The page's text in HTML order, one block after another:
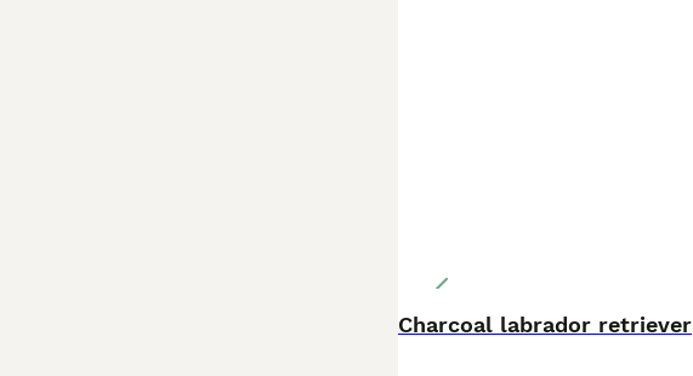
Charcoal labrador retriever